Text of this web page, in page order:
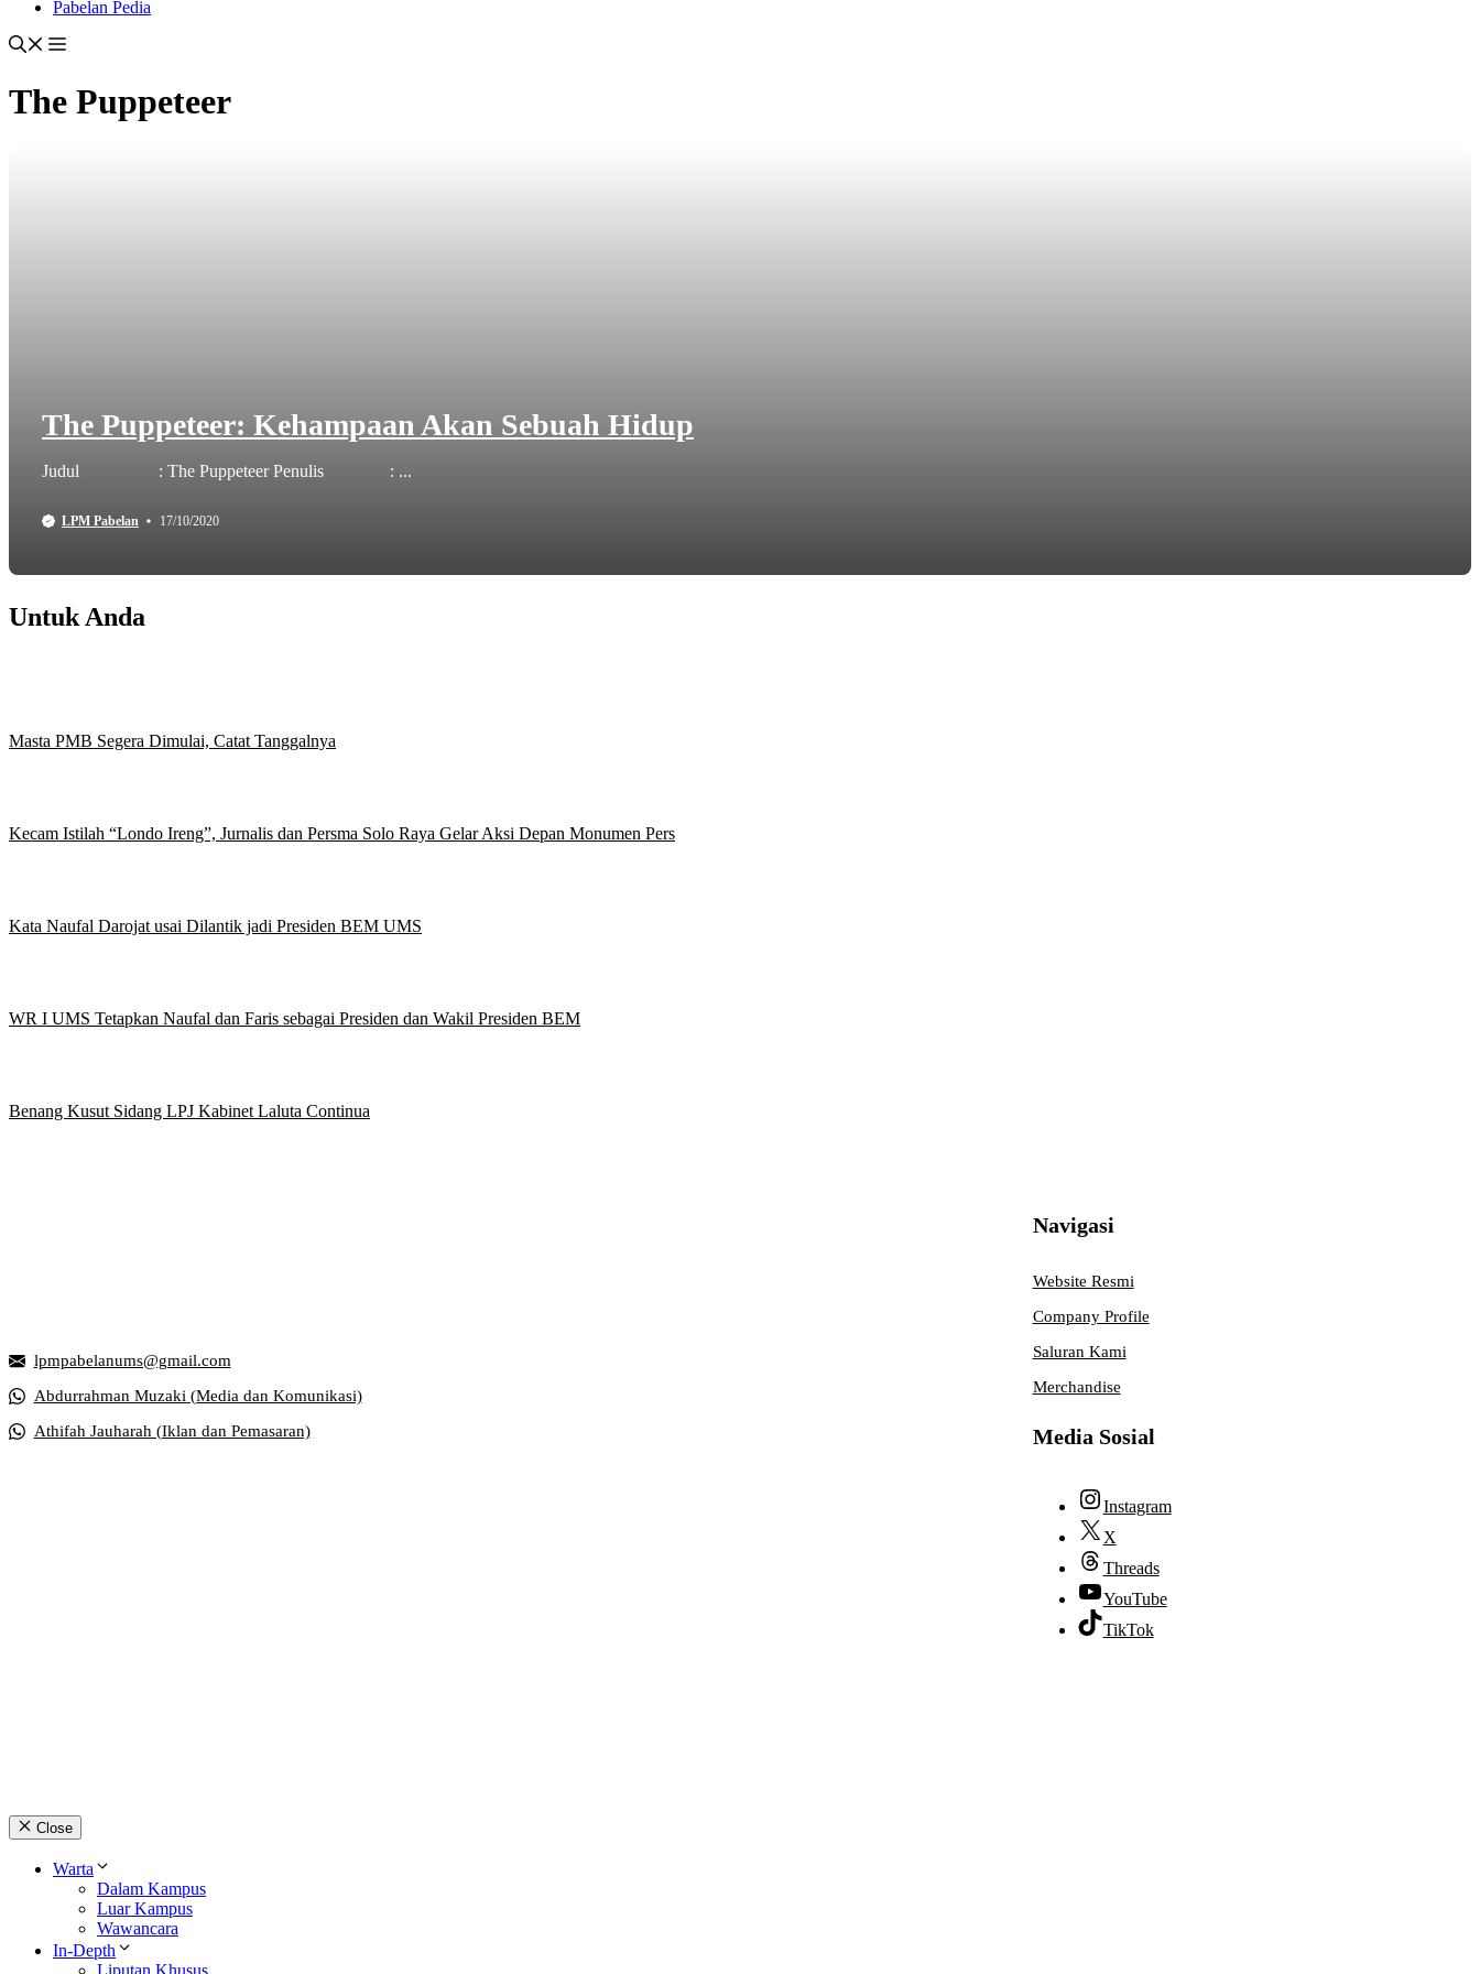
Pabelan Pedia
The Puppeteer
The Puppeteer: Kehampaan Akan Sebuah Hidup
Judul : The Puppeteer Penulis : ...
LPM Pabelan 17/10/2020
Untuk Anda
Masta PMB Segera Dimulai, Catat Tanggalnya
Kecam Istilah “Londo Ireng”, Jurnalis dan Persma Solo Raya Gelar Aksi Depan Monumen Pers
Kata Naufal Darojat usai Dilantik jadi Presiden BEM UMS
WR I UMS Tetapkan Naufal dan Faris sebagai Presiden dan Wakil Presiden BEM
Benang Kusut Sidang LPJ Kabinet Laluta Continua
lpmpabelanums@gmail.com
Abdurrahman Muzaki (Media dan Komunikasi)
Athifah Jauharah (Iklan dan Pemasaran)
Navigasi
Website Resmi
Company Profile
Saluran Kami
Merchandise
Media Sosial
Instagram
X
Threads
YouTube
TikTok
Close
Warta
Dalam Kampus
Luar Kampus
Wawancara
In-Depth